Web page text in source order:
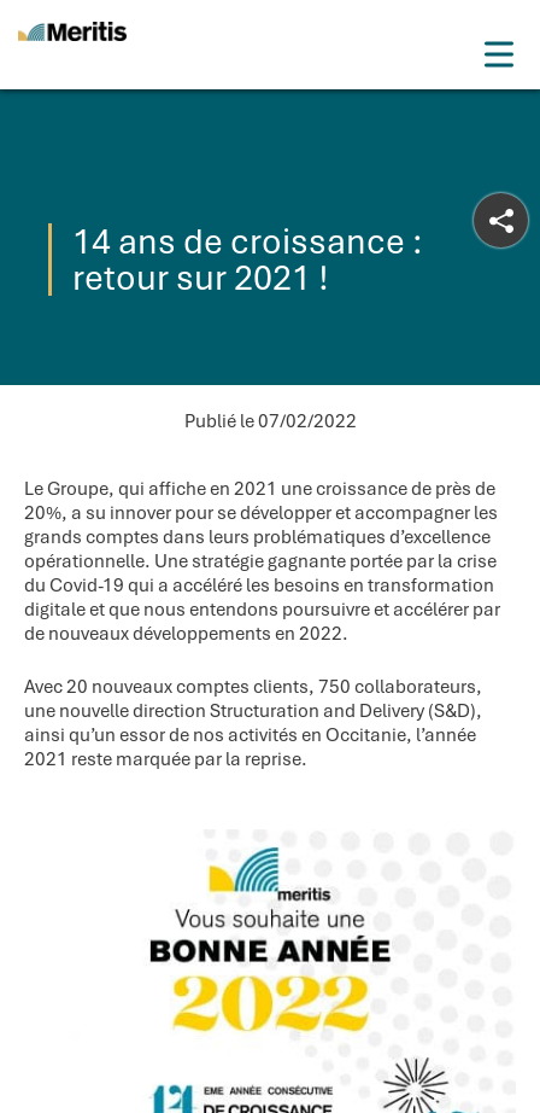
14 ans de croissance :
retour sur 2021 !
Publié le 07/02/2022
Le Groupe, qui affiche en 2021 une croissance de près de
20%, a su innover pour se développer et accompagner les
grands comptes dans leurs problématiques d’excellence
opérationnelle. Une stratégie gagnante portée par la crise
du Covid-19 qui a accéléré les besoins en transformation
digitale et que nous entendons poursuivre et accélérer par
de nouveaux développements en 2022.
Avec 20 nouveaux comptes clients, 750 collaborateurs,
une nouvelle direction Structuration and Delivery (S&D),
ainsi qu’un essor de nos activités en Occitanie, l’année
2021 reste marquée par la reprise.